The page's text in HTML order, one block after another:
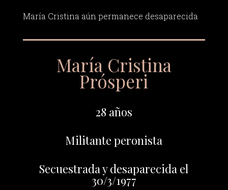
María Cristina aún permanece desaparecida
María Cristina
Prósperi
28 años
Militante peronista
Secuestrada y desaparecida el
30/3/1977